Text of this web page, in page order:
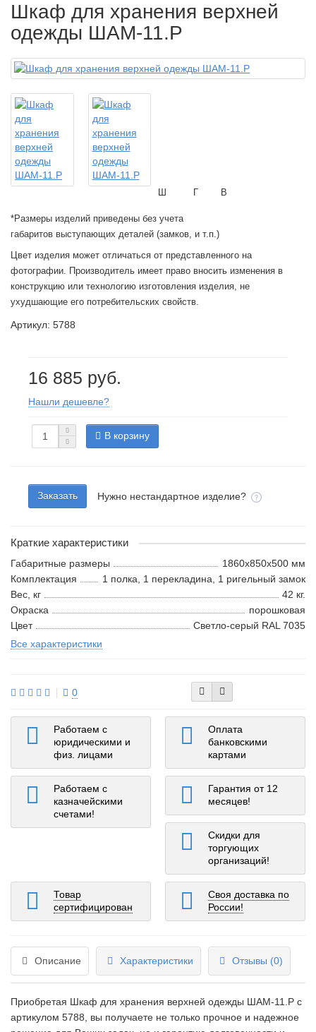
Шкаф для хранения верхней
одежды ШАМ-11.Р
Ш В
Г
*Размеры изделий приведены без учета
габаритов выступающих деталей (замков, и т.п.)
Цвет изделия может отличаться от представленного на
фотографии. Производитель имеет право вносить изменения в
конструкцию или технологию изготовления изделия, не
ухудшающие его потребительских свойств.
Артикул: 5788
16 885 руб.
Нашли дешевле?
В корзину
Заказать Нужно нестандартное изделие?
Краткие характеристики
Габаритные размеры
1860x850x500 мм
Комплектация
1 полка, 1 перекладина, 1 ригельный замок
Вес, кг
42 кг.
Окраска
порошковая
Цвет
Светло-серый RAL 7035
Все характеристики
0
Работаем с
юридическими и
физ. лицами
Оплата
банковскими
картами
Работаем с
казначейскими
счетами!
Гарантия от 12
месяцев!
Скидки для
торгующих
организаций!
Товар
сертифицирован
Своя доставка по
России!
Описание Характеристики Отзывы (0)
Приобретая Шкаф для хранения верхней одежды ШАМ-11.Р c
артикулом 5788, вы получаете не только прочное и надежное